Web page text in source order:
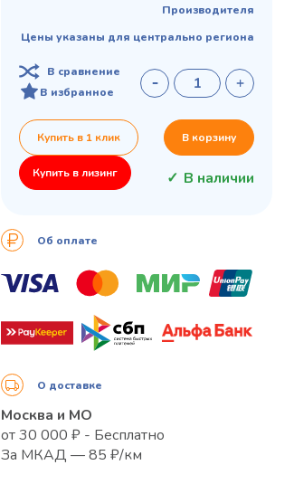
Производителя
Цены указаны для центрально региона
В сравнение
В избранное
Купить в 1 клик В корзину
Купить в лизинг В наличии
Об оплате
О доставке
Москва и МО
от 30 000 ₽ - Бесплатно
За МКАД — 85 ₽/км